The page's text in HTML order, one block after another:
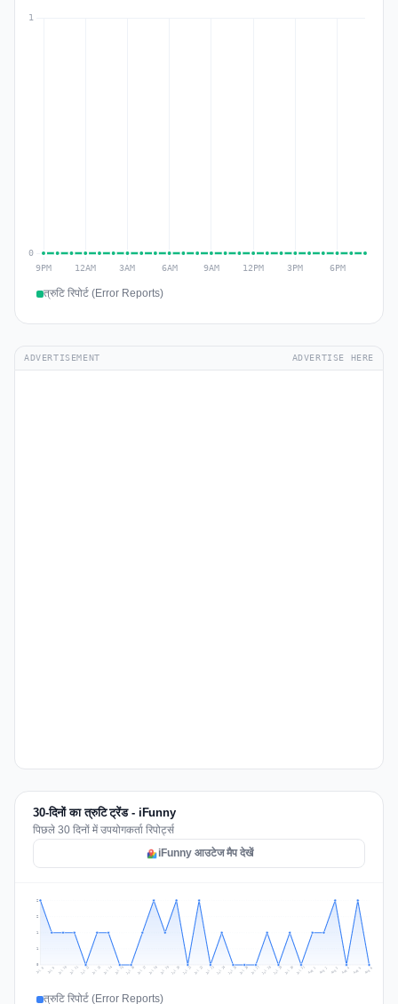
त्रुटि रिपोर्ट (Error Reports)
ADVERTISEMENT ADVERTISE HERE
30-दिनों का त्रुटि ट्रेंड - iFunny
पिछले 30 दिनों में उपयोगकर्ता रिपोर्ट्स
iFunny आउटेज मैप देखें
1
1
2
2
Jul 8 Jul 9 Jul 10 Jul 11 Jul 12 Jul 13 Jul 14 Jul 15 Jul 16 Jul 17 Jul 18 Jul 19 Jul 20 Jul 21 Jul 22 Jul 23 Jul 24 Jul 25 Jul 26 Jul 27 Jul 28 Jul 29 Jul 30 Jul 31 Aug 1 Aug 2 Aug 3 Aug 4 Aug 5 Aug 6
त्रुटि रिपोर्ट (Error Reports)